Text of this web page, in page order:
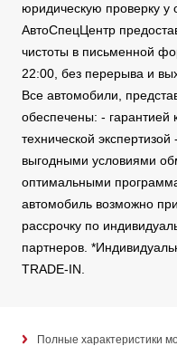
юридическую проверку
АвтоСпецЦентр
чистоты в письменной
22:00, без перерыва и
Все автомобили,
обеспечены: - гарантией
технической
выгодными условиями
оптимальными
автомобиль возможно
рассрочку по
партнеров.
TRADE-IN.
Полные характеристики